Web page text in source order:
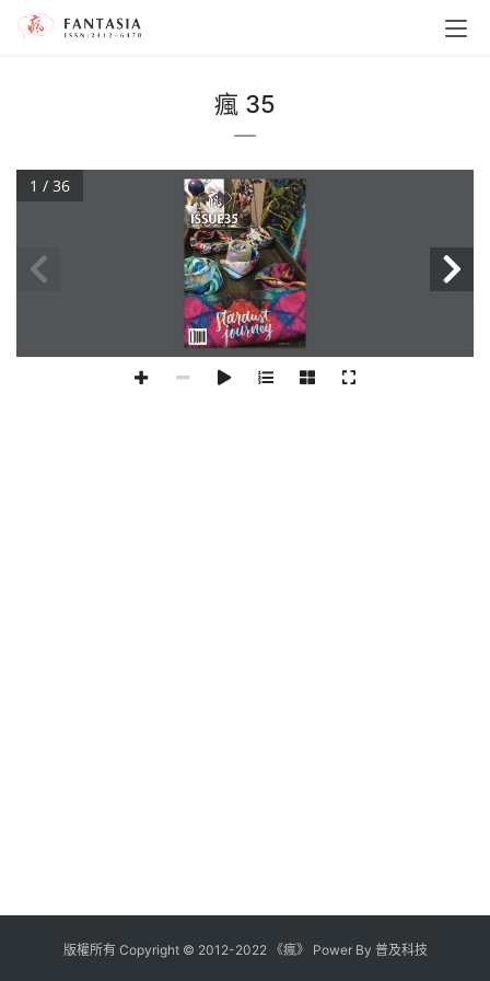
瘋 35
1 / 36
版權所有 Copyright © 2012-2022《瘋》 Power By 普及科技